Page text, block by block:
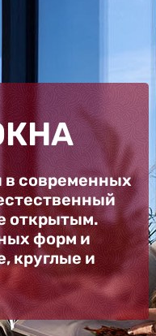
в современных
открытым.
форм и
круглые и